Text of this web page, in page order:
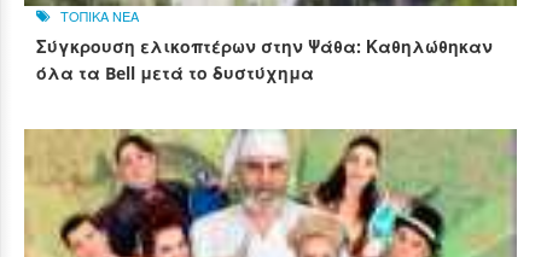
ΤΟΠΙΚΑ ΝΕΑ
Σύγκρουση ελικοπτέρων στην Ψάθα: Καθηλώθηκαν
όλα τα Bell μετά το δυστύχημα